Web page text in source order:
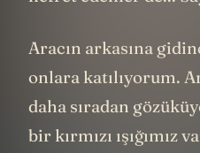
Aracın arkasına
onlara katılıyorum.
daha sıradan
bir kırmızı ışığımız